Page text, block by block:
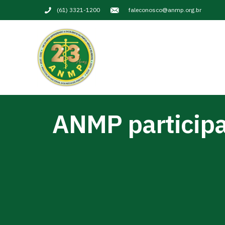
(61) 3321-1200 faleconosco@anmp.org.br
ANMP